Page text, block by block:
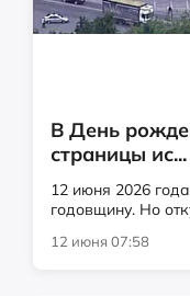
В День
страницы ис...
12 июня 2026
годовщину. Но
12 июня 07:58